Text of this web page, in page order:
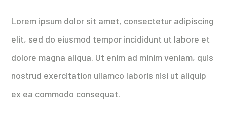
Lorem ipsum dolor sit amet, consectetur adipiscing
elit, sed do eiusmod tempor incididunt ut labore et
dolore magna aliqua. Ut enim ad minim veniam, quis
nostrud exercitation ullamco laboris nisi ut aliquip
ex ea commodo consequat.